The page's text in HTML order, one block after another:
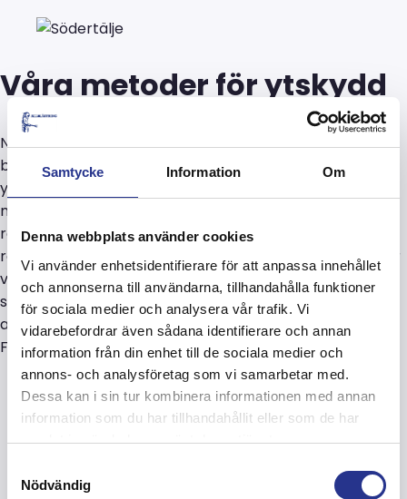
Samtycke Information Om
Denna webbplats använder cookies
Vi använder enhetsidentifierare för att anpassa innehållet
och annonserna till användarna, tillhandahålla funktioner
för sociala medier och analysera vår trafik. Vi
vidarebefordrar även sådana identifierare och annan
information från din enhet till de sociala medier och
annons- och analysföretag som vi samarbetar med.
Dessa kan i sin tur kombinera informationen med annan
information som du har tillhandahållit eller som de har
samlat in när du har använt deras tjänster.
Nödvändig
Våra metoder för ytskydd
När ytan har förberetts med blästring eller annan
behandling erbjuder vi ett brett urval av lämpliga
ytskyddsmetoder för att bevara dina konstruktioner
mot slitage och korrosion. Det är främst
rostskyddsmålning som vi använder oss av och som
reparation av galvanisering och ersättningsmetoder för
varmförzinkning erbjuder vi förzinkning så som
sprutmetallisering och sprutförzinkning samt även
applicering av kvalitetsprodukter som Zinga och
Fontezink HR för ett stabilt och långvarigt skydd.